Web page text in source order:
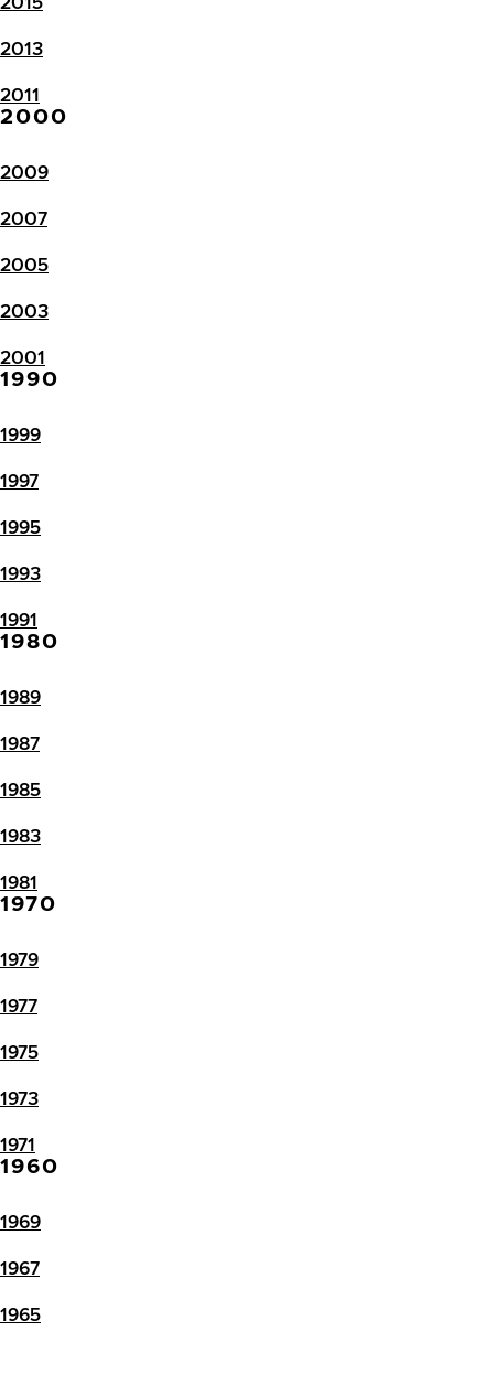
2013
2011
2000
2009
2007
2005
2003
2001
1990
1999
1997
1995
1993
1991
1980
1989
1987
1985
1983
1981
1970
1979
1977
1975
1973
1971
1960
1969
1967
1965